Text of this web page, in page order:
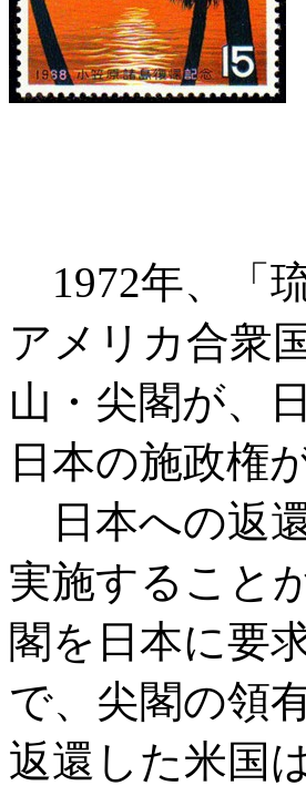
1972年、「
アメリカ合衆
山・尖閣が、
日本の施政権
日本への返
実施すること
閣を日本に要
で、尖閣の領
返還した米国